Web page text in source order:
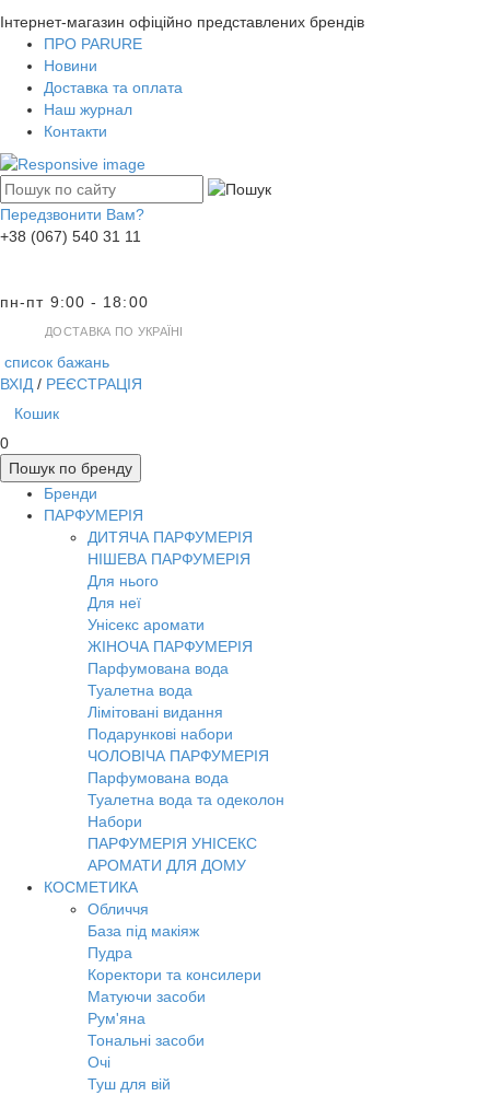
Інтернет-магазин офіційно представлених брендів
ПРО PARURE
Новини
Доставка та оплата
Наш журнал
Контакти
Передзвонити Вам?
+38 (067) 540 31 11
пн-пт 9:00 - 18:00
ДОСТАВКА ПО УКРАЇНІ
список бажань
ВХІД / РЕЄСТРАЦІЯ
Кошик
0
Пошук по бренду
Бренди
ПАРФУМЕРІЯ
ДИТЯЧА ПАРФУМЕРІЯ
НІШЕВА ПАРФУМЕРІЯ
Для нього
Для неї
Унісекс аромати
ЖІНОЧА ПАРФУМЕРІЯ
Парфумована вода
Туалетна вода
Лімітовані видання
Подарункові набори
ЧОЛОВІЧА ПАРФУМЕРІЯ
Парфумована вода
Туалетна вода та одеколон
Набори
ПАРФУМЕРІЯ УНІСЕКС
АРОМАТИ ДЛЯ ДОМУ
КОСМЕТИКА
Обличчя
База під макіяж
Пудра
Коректори та консилери
Матуючи засоби
Рум'яна
Тональні засоби
Очі
Туш для вій